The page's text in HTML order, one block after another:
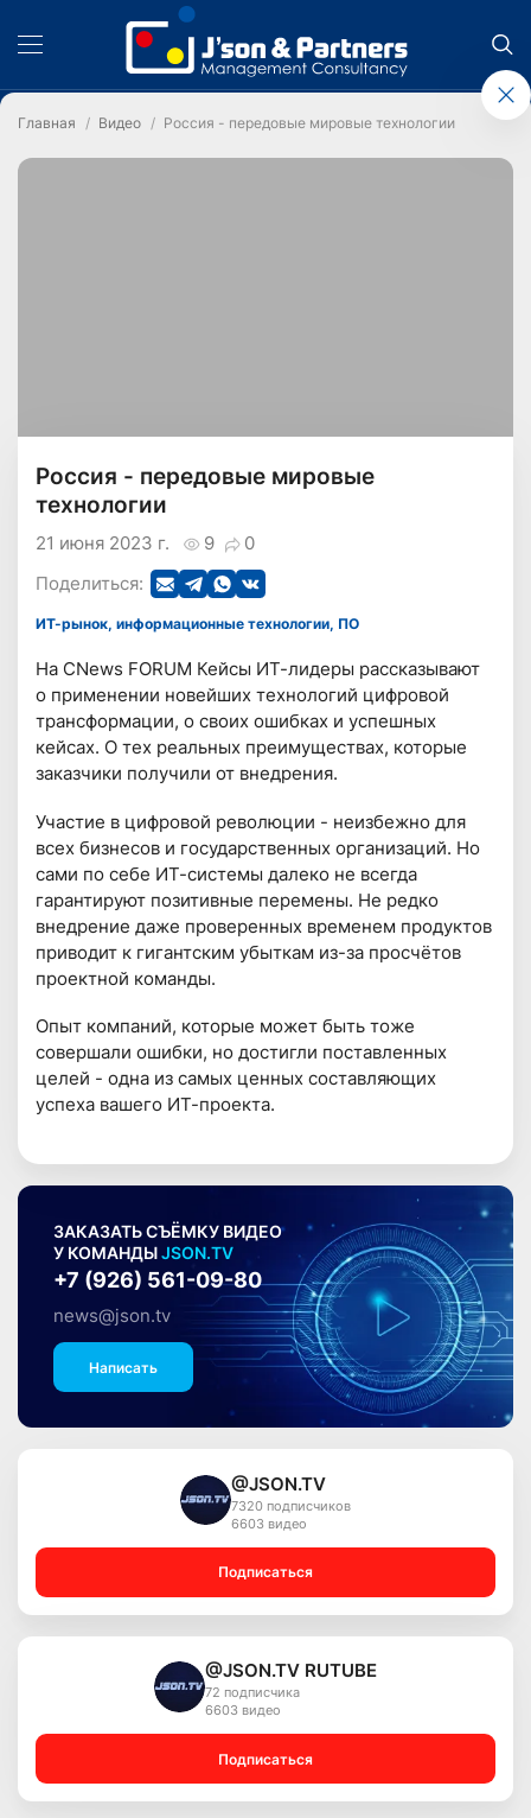
Главная Видео Россия - передовые мировые технологии
Россия - передовые мировые
технологии
9 0
21 июня 2023 г.
Поделиться:
ИТ-рынок, информационные технологии, ПО
На CNews FORUM Кейсы ИТ-лидеры рассказывают
о применении новейших технологий цифровой
трансформации, о своих ошибках и успешных
кейсах. О тех реальных преимуществах, которые
заказчики получили от внедрения.
Участие в цифровой революции - неизбежно для
всех бизнесов и государственных организаций. Но
сами по себе ИТ-системы далеко не всегда
гарантируют позитивные перемены. Не редко
внедрение даже проверенных временем продуктов
приводит к гигантским убыткам из-за просчётов
проектной команды.
Опыт компаний, которые может быть тоже
совершали ошибки, но достигли поставленных
целей - одна из самых ценных составляющих
успеха вашего ИТ-проекта.
ЗАКАЗАТЬ СЪЁМКУ ВИДЕО
У КОМАНДЫJSON.TV
+7 (926) 561-09-80
news@json.tv
Написать
@JSON.TV
7320 подписчиков
6603 видео
Подписаться
@JSON.TV RUTUBE
72 подписчика
6603 видео
Подписаться